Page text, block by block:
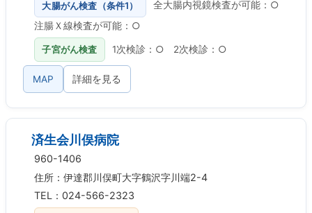
大腸がん検査（条件1）
全大腸内視鏡検査が可能：○
注腸Ｘ線検査が可能：○
子宮がん検査 1次検診：○ 2次検診：○
MAP 詳細を見る
済生会川俣病院
960-1406
住所：伊達郡川俣町大字鶴沢字川端2-4
TEL：024-566-2323